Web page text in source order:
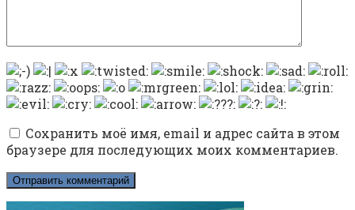
Сохранить моё имя, email и адрес сайта в этом
браузере для последующих моих комментариев.